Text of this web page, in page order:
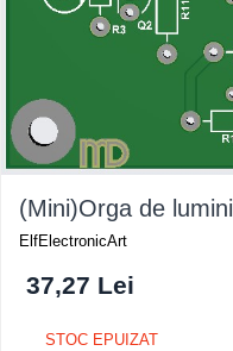
(Mini)Orga de lumini
ElfElectronicArt
37,27 Lei
STOC EPUIZAT